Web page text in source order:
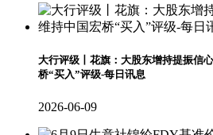
大行评级丨花旗：大股东增持提振信
桥“买入”评级-每日讯息
2026-06-09